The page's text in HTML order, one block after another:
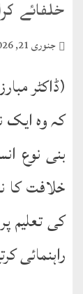
خلفائے
جنوری 21, 2026
(ڈاکٹر
کہ وہ
بنی نوع
خلافت کا
کی تعلیم
راہنمائی